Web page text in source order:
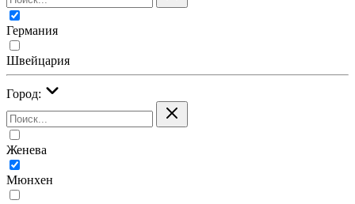
Германия
Швейцария
Город:
Женева
Мюнхен